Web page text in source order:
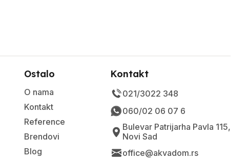
Ostalo
O nama
Kontakt
Reference
Brendovi
Blog
Kontakt
021/3022 348
060/02 06 07 6
Bulevar Patrijarha Pavla 115,
Novi Sad
office@akvadom.rs